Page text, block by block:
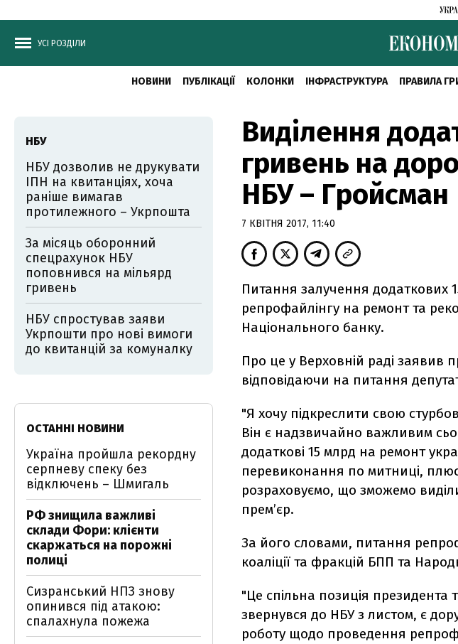
УСІ РОЗДІЛИ
НОВИНИ ПУБЛІКАЦІЇ КОЛОНКИ ІНФРАСТРУКТУРА ПРАВИЛА
Виділення
гривень на
НБУ – Гройсман
7 КВІТНЯ 2017, 11:40
Питання залучення додаткових
репрофайлінгу на ремонт та
Національного банку.
Про це у Верховній раді заявив
відповідаючи на питання
"Я хочу підкреслити свою
Він є надзвичайно важливим
додаткові 15 млрд на ремонт
перевиконання по митниці,
розраховуємо, що зможемо
прем’єр.
За його словами, питання
коаліції та фракцій БПП та
"Це спільна позиція президента
звернувся до НБУ з листом, є
роботу щодо проведення
НБУ
НБУ дозволив не друкувати
ІПН на квитанціях, хоча
раніше вимагав
протилежного – Укрпошта
За місяць оборонний
спецрахунок НБУ
поповнився на мільярд
гривень
НБУ спростував заяви
Укрпошти про нові вимоги
до квитанцій за комуналку
ОСТАННІ НОВИНИ
Україна пройшла рекордну
серпневу спеку без
відключень – Шмигаль
РФ знищила важливі
склади Фори: клієнти
скаржаться на порожні
полиці
Сизранський НПЗ знову
опинився під атакою:
спалахнула пожежа